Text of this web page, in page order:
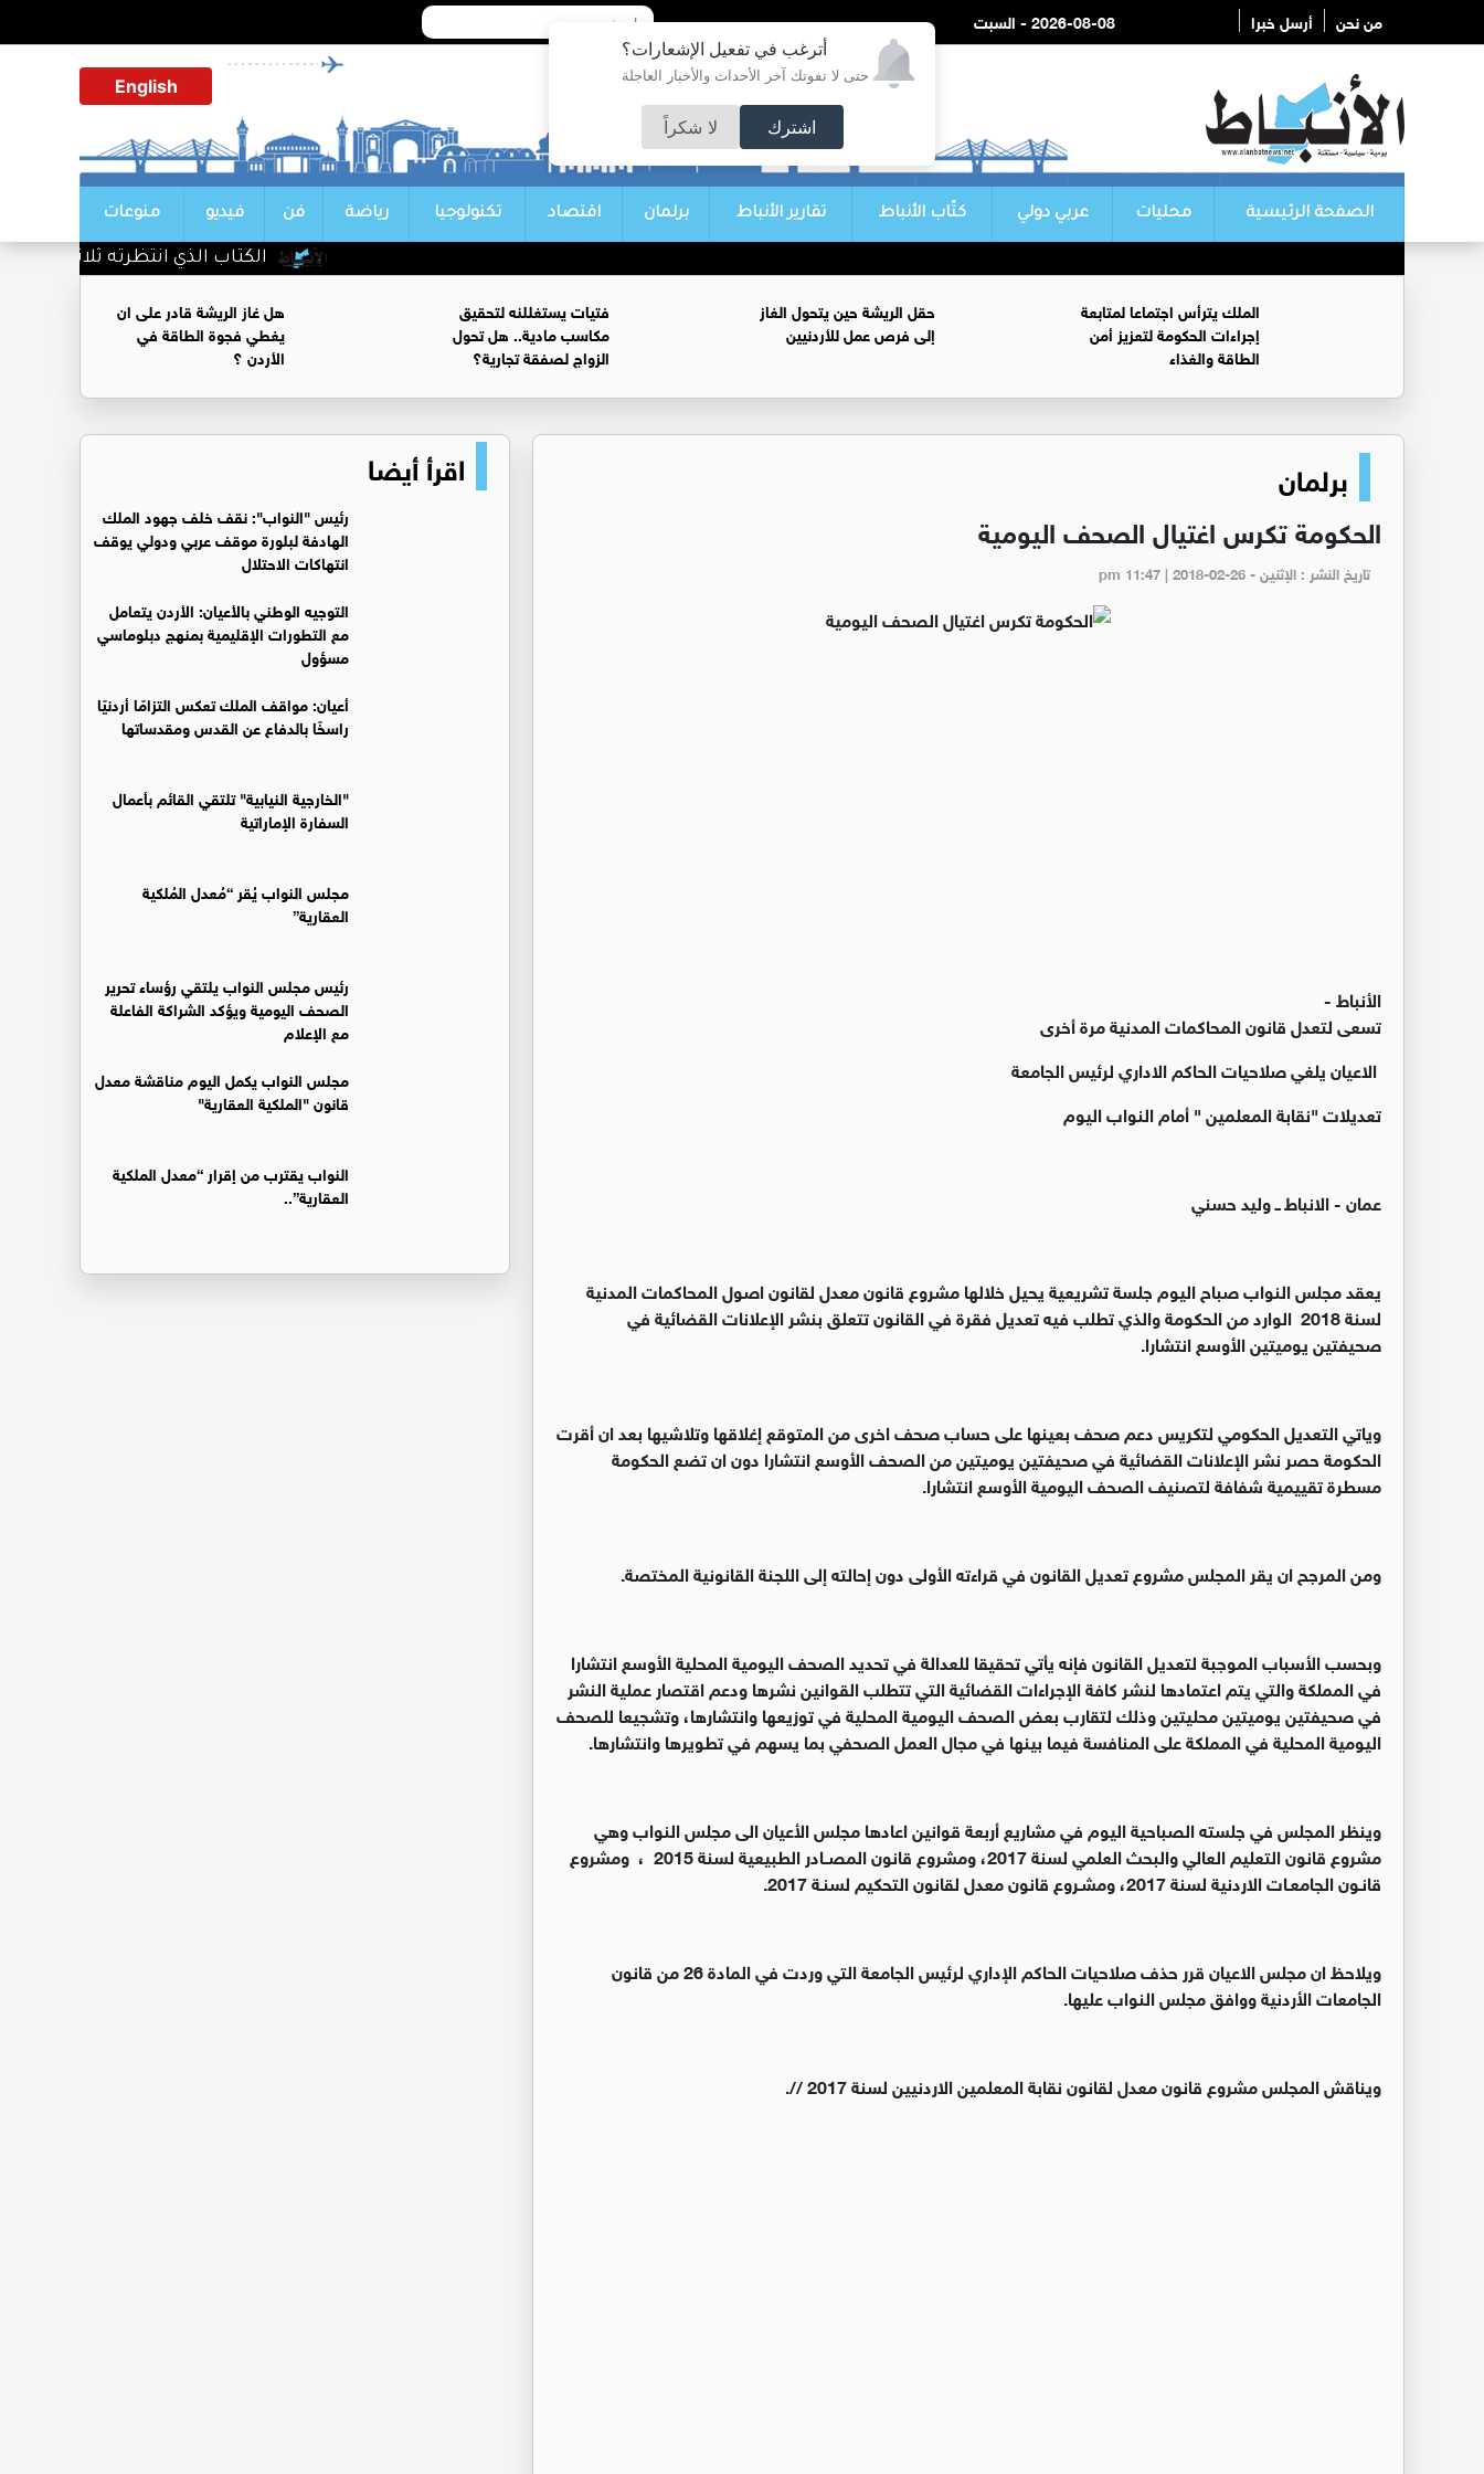
أترغب في تفعيل الإشعارات؟
حتى لا تفوتك آخر الأحداث والأخبار العاجلة
اشترك لا شكراً
من نحن أرسل خبرا 2026-08-08 - السبت
English
الصفحة الرئيسية محليات عربي دولي كتّاب الأنباط تقارير الأنباط برلمان اقتصاد تكنولوجيا رياضة فن فيديو منوعات
الكتاب الذي انتظرته ثلاثين عامًا...
الملك يترأس اجتماعا لمتابعة
إجراءات الحكومة لتعزيز أمن
الطاقة والغذاء
حقل الريشة حين يتحول الغاز
إلى فرص عمل للأردنيين
فتيات يستغللنه لتحقيق
مكاسب مادية.. هل تحول
الزواج لصفقة تجارية؟
هل غاز الريشة قادر على ان
يغطي فجوة الطاقة في
الأردن ؟
برلمان
الحكومة تكرس اغتيال الصحف اليومية
تاريخ النشر : الإثنين - pm 11:47 | 2018-02-26
الأنباط -
تسعى لتعدل قانون المحاكمات المدنية مرة أخرى
الاعيان يلغي صلاحيات الحاكم الاداري لرئيس الجامعة
تعديلات "نقابة المعلمين " أمام النواب اليوم
عمان - الانباط ــ وليد حسني
يعقد مجلس النواب صباح اليوم جلسة تشريعية يحيل خلالها مشروع قانون معدل لقانون اصول المحاكمات المدنية
لسنة 2018 الوارد من الحكومة والذي تطلب فيه تعديل فقرة في القانون تتعلق بنشر الإعلانات القضائية في
صحيفتين يوميتين الأوسع انتشارا.
وياتي التعديل الحكومي لتكريس دعم صحف بعينها على حساب صحف اخرى من المتوقع إغلاقها وتلاشيها بعد ان أقرت
الحكومة حصر نشر الإعلانات القضائية في صحيفتين يوميتين من الصحف الأوسع انتشارا دون ان تضع الحكومة
مسطرة تقييمية شفافة لتصنيف الصحف اليومية الأوسع انتشارا.
ومن المرجح ان يقر المجلس مشروع تعديل القانون في قراءته الأولى دون إحالته إلى اللجنة القانونية المختصة.
وبحسب الأسباب الموجبة لتعديل القانون فإنه يأتي تحقيقا للعدالة في تحديد الصحف اليومية المحلية الأوسع انتشارا
في المملكة والتي يتم اعتمادها لنشر كافة الإجراءات القضائية التي تتطلب القوانين نشرها ودعم اقتصار عملية النشر
في صحيفتين يوميتين محليتين وذلك لتقارب بعض الصحف اليومية المحلية في توزيعها وانتشارها، وتشجيعا للصحف
اليومية المحلية في المملكة على المنافسة فيما بينها في مجال العمل الصحفي بما يسهم في تطويرها وانتشارها.
وينظر المجلس في جلسته الصباحية اليوم في مشاريع أربعة قوانين اعادها مجلس الأعيان الى مجلس النواب وهي
مشروع قانون التعليم العالي والبحث العلمي لسنة 2017، ومشروع قانون المصــادر الطبيعية لسنة 2015 ، ومشروع
قانـون الجامعـات الاردنية لسنة 2017، ومشـروع قانون معدل لقانون التحكيم لسنـة 2017.
ويلاحظ ان مجلس الاعيان قرر حذف صلاحيات الحاكم الإداري لرئيس الجامعة التي وردت في المادة 26 من قانون
الجامعات الأردنية ووافق مجلس النواب عليها.
ويناقش المجلس مشروع قانون معدل لقانون نقابة المعلمين الاردنيين لسنة 2017 //.
اقرأ أيضا
رئيس "النواب": نقف خلف جهود الملك
الهادفة لبلورة موقف عربي ودولي يوقف
انتهاكات الاحتلال
التوجيه الوطني بالأعيان: الأردن يتعامل
مع التطورات الإقليمية بمنهج دبلوماسي
مسؤول
أعيان: مواقف الملك تعكس التزامًا أردنيًا
راسخًا بالدفاع عن القدس ومقدساتها
"الخارجية النيابية" تلتقي القائم بأعمال
السفارة الإماراتية
مجلس النواب يُقر “مُعدل المُلكية
العقارية”
رئيس مجلس النواب يلتقي رؤساء تحرير
الصحف اليومية ويؤكد الشراكة الفاعلة
مع الإعلام
مجلس النواب يكمل اليوم مناقشة معدل
قانون "الملكية العقارية"
النواب يقترب من إقرار “معدل الملكية
العقارية”..